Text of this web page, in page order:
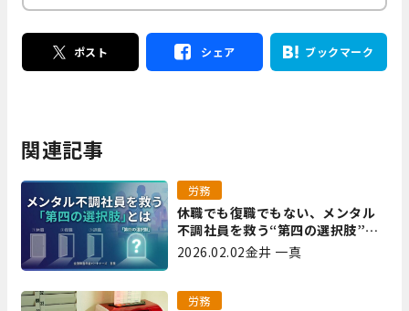
ポスト シェア ブックマーク
関連記事
休職でも復職でもない、メンタル
不調社員を救う“第四の選択肢”と
は｜全国障害年金パートナーズ 宮
労務
2026.02.02金井 一真
労務